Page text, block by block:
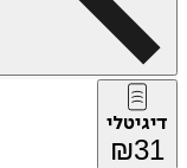
דיגיטלי
₪31